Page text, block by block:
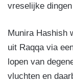
vreselijke
Munira Hashish
uit Raqqa via
lopen van
vluchten en